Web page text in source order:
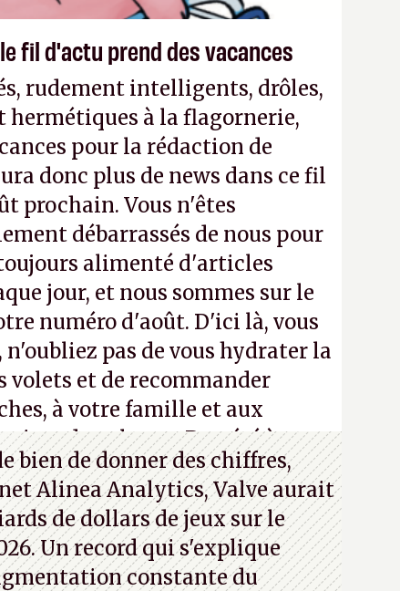
fil d'actu prend des vacances
rudement intelligents, drôles,
à la flagornerie,
pour la rédaction de
donc plus de news dans ce fil
prochain. Vous n'êtes
débarrassés de nous pour
alimenté d'articles
jour, et nous sommes sur le
numéro d'août. D'ici là, vous
pas de vous hydrater la
volets et de recommander
à votre famille et aux
dans la rue. Bon été à tous
bien de donner des chiffres,
Alinea Analytics, Valve aurait
de dollars de jeux sur le
Un record qui s'explique
constante du